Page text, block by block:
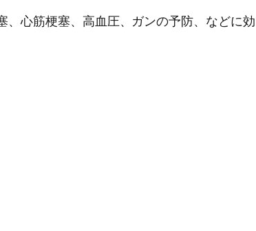
、心筋梗塞、高血圧、ガンの予防、などに効